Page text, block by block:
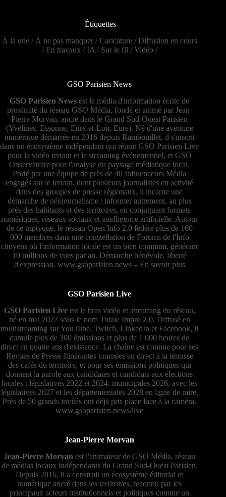
Étiquettes
À la une/ À ne pas manquer/Caricature/ Diffusion en cours
/ En travaux / IA / Sur le fil /Vidéo/
GSO Parisien News
GSO Parisien News est le média d'information écrite de
proximité du réseau GSO Média, fondé et animé par Jean-
Pierre Morvan, ancré dans le Grand Sud-Ouest Parisien
(Yvelines, Essonne, Eure-et-Loir, Eure). Né d'une aventure
numérique démarrée en 2016 depuis Rambouillet, il s'inscrit
dans un écosystème indépendant qui réunit GSO Parisien Live
pour la vidéo terrain et le streaming événementiel, et GSO
Observatoire pour l'analyse du paysage médiatique local.
Porté par une équipe de près de 40 Influenceurs Média
engagés sur le terrain, dont plusieurs journalistes en activité
dans des groupes de presse régionaux, il incarne une
démarche de néojournalisme : informer autrement, au plus
près des habitants et des territoires, en conjuguant formats
numériques, réseaux sociaux et intelligence artificielle. Autour
de ce triptyque, le réseau Open Info 2.0 fédère plus de 160
000 membres dans une constellation de Forums de l'Info
citoyens où l'information locale est un bien commun, générant
10 millions de vues par an. Démarche bénévole, liberté
d'expression. www.gsoparisien.news– En savoir plus
GSO Parisien Live
GSO Parisien Liveest le bras vidéo et streaming du réseau,
né en mai 2022 sous le nom Totale Impro 2.0. Diffusé en
multistreaming sur YouTube, Twitch, LinkedIn et Facebook, il
cumule plus de 300 émissions et plus de 1 000 heures de
direct en quatre ans d'existence. La chaîne est connue pour ses
Revues de Presse Itinérantes tournées en direct à la terrasse
des cafés du territoire, et pour ses émissions politiques qui
donnent la parole aux candidates et candidats aux élections
locales : législatives 2022 et 2024, municipales 2026, avec les
législatives 2027 et les départementales 2028 en ligne de mire.
Près de 50 grands invités ont déjà pris place face à la caméra.
www.gsoparisien.news/live
Jean-Pierre Morvan
Jean-Pierre Morvan est l'animateur de GSO Média, réseau
de médias locaux indépendants du Grand Sud-Ouest Parisien.
Depuis 2016, il a construit un écosystème éditorial et
numérique ancré dans les territoires, reconnu par les
principaux acteurs institutionnels et politiques comme un